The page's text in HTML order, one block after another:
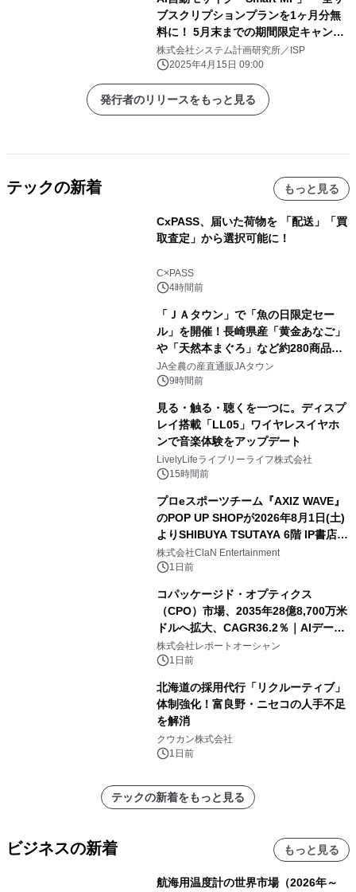
ブスクリプションプランを1ヶ月分無
料に！ 5月末までの期間限定キャンペ
ーン実施
株式会社システム計画研究所／ISP
2025年4月15日 09:00
発行者のリリースをもっと見る
テックの新着 もっと見る
CxPASS、届いた荷物を 「配送」「買
取査定」から選択可能に！
C×PASS
4時間前
「ＪＡタウン」で「魚の日限定セー
ル」を開催！長崎県産「黄金あなご」
や「天然本まぐろ」など約280商品を
販売！～毎月１０日の定例企画～
JA全農の産直通販JAタウン
9時間前
見る・触る・聴くを一つに。ディスプ
レイ搭載「LL05」ワイヤレスイヤホ
ンで音楽体験をアップデート
LivelyLifeライブリーライフ株式会社
15時間前
プロeスポーツチーム『AXIZ WAVE』
のPOP UP SHOPが2026年8月1日(土)
よりSHIBUYA TSUTAYA 6階 IP書店で
開催決定！！
株式会社ClaN Entertainment
1日前
コパッケージド・オプティクス
（CPO）市場、2035年28億8,700万米
ドルへ拡大、CAGR36.2％｜AIデータ
センター・高速光通信需要が成長を加
速
株式会社レポートオーシャン
1日前
北海道の採用代行「リクルーティブ」
体制強化！富良野・ニセコの人手不足
を解消
クウカン株式会社
1日前
テックの新着をもっと見る
ビジネスの新着 もっと見る
航海用温度計の世界市場（2026年～